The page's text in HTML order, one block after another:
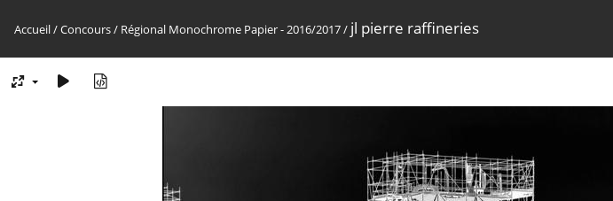
Accueil/Concours/ Régional Monochrome Papier - 2016/2017/ jl pierre raffineries